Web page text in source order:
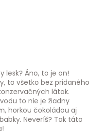
lesk? Áno, to je on!
to všetko bez pridaného
látok.
to nie je žiadny
horkou čokoládou aj
Neveríš? Tak táto